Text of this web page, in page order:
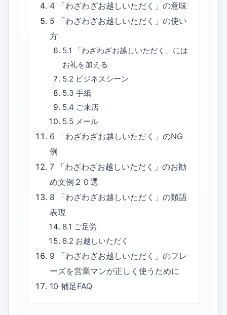
4
「わざわざお越しいただく」の意味
5
「わざわざお越しいただく」の使い
方
5.1
「わざわざお越しいただく」には
お礼を加える
5.2 ビジネスシーン
5.3 手紙
5.4 ご来店
5.5 メール
6
「わざわざお越しいただく」のNG
例
7
「わざわざお越しいただく」のお勧
め文例２０選
8
「わざわざお越しいただく」の類語
表現
8.1 ご足労
8.2 お越しいただく
9
「わざわざお越しいただく」のフレ
ーズを営業マンが正しく使うために
10補足FAQ